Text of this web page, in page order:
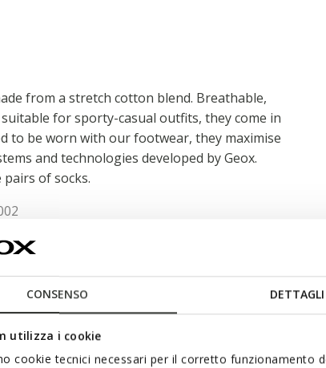
CONSENSO DETTAGLI
utilizza i cookie
cookie tecnici necessari per il corretto funzionamento
from a stretch cotton blend. Breathable,
for sporty-casual outfits, they come in
to be worn with our footwear, they maximise
and technologies developed by Geox.
pairs of socks.
Style